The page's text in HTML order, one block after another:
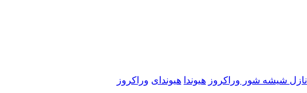
نازل شیشه شور وراکروز هیوندا هیوندای وراکروز